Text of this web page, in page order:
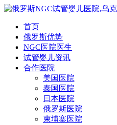
首页
俄罗斯优势
NGC医院医生
试管婴儿资讯
合作医院
美国医院
泰国医院
日本医院
俄罗斯医院
柬埔寨医院